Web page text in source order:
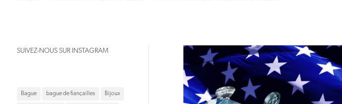
SUIVEZ-NOUS SUR INSTAGRAM
Bague bague de fiançailles Bijoux